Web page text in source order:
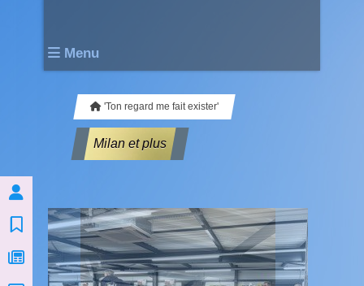
Menu
'Ton regard me fait exister'
Milan et plus